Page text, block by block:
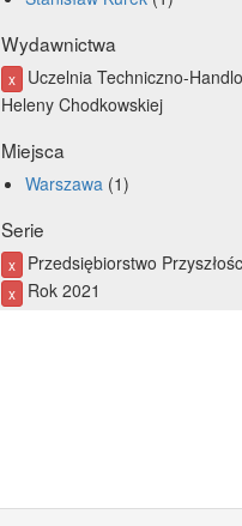
Wydawnictwa
x
Uczelnia Techniczno-
Heleny Chodkowskiej
Miejsca
Warszawa 1
Serie
x Przedsiębiorstwo
x Rok 2021